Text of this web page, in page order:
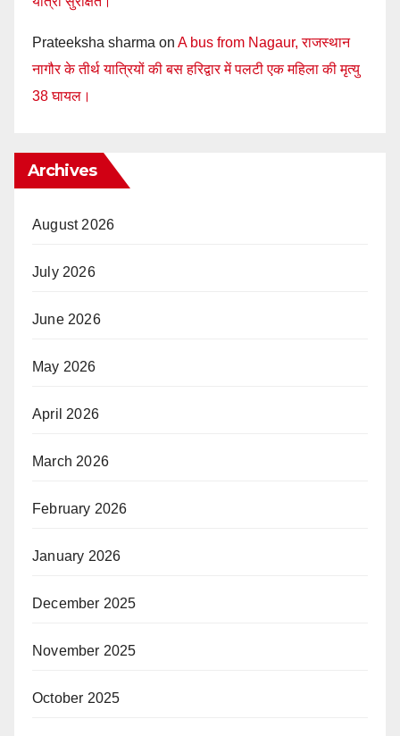
Prateeksha sharma on A bus from Nagaur, राजस्थान
नागौर के तीर्थ यात्रियों की बस हरिद्वार में पलटी एक महिला की मृत्यु
38 घायल।
Archives
August 2026
July 2026
June 2026
May 2026
April 2026
March 2026
February 2026
January 2026
December 2025
November 2025
October 2025